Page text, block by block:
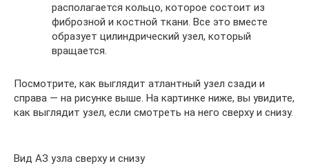
располагается кольцо, которое состоит из
фиброзной и костной ткани. Все это вместе
образует цилиндрический узел, который
вращается.
Посмотрите, как выглядит атлантный узел сзади и
справа — на рисунке выше. На картинке ниже, вы увидите,
как выглядит узел, если смотреть на него сверху и снизу.
Вид АЗ узла сверху и снизу